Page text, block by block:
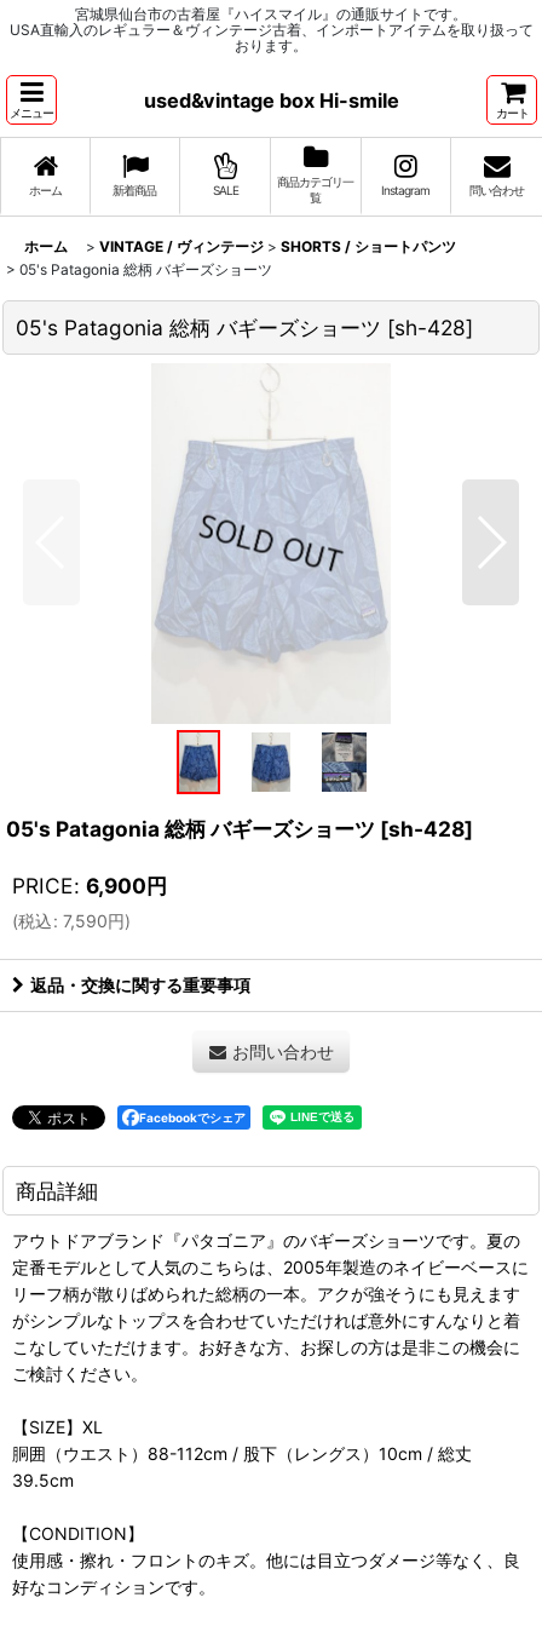
宮城県仙台市の古着屋『ハイスマイル』の通販サイトです。
USA直輸入のレギュラー＆ヴィンテージ古着、インポートアイテムを取り扱って
おります。
メニュー
used&vintage box Hi-smile
カート
ホーム 新着商品 SALE
商品カテゴリ一
覧
Instagram 問い合わせ
ホーム > VINTAGE / ヴィンテージ > SHORTS / ショートパンツ
> 05's Patagonia 総柄 バギーズショーツ
05's Patagonia 総柄 バギーズショーツ [sh-428]
05's Patagonia 総柄 バギーズショーツ [sh-428]
PRICE: 6,900円
(税込: 7,590円)
返品・交換に関する重要事項
お問い合わせ
Facebookでシェア
商品詳細
アウトドアブランド『パタゴニア』のバギーズショーツです。夏の
定番モデルとして人気のこちらは、2005年製造のネイビーベースに
リーフ柄が散りばめられた総柄の一本。アクが強そうにも見えます
がシンプルなトップスを合わせていただければ意外にすんなりと着
こなしていただけます。お好きな方、お探しの方は是非この機会に
ご検討ください。
【SIZE】XL
胴囲（ウエスト）88-112cm / 股下（レングス）10cm / 総丈
39.5cm
【CONDITION】
使用感・擦れ・フロントのキズ。他には目立つダメージ等なく、良
好なコンディションです。